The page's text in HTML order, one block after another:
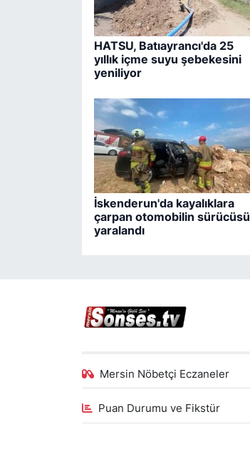
HATSU, Batıayrancı'da 25
yıllık içme suyu şebekesini
yeniliyor
İskenderun'da kayalıklara
çarpan otomobilin sürücüsü
yaralandı
Mersin Nöbetçi Eczaneler
Puan Durumu ve Fikstür